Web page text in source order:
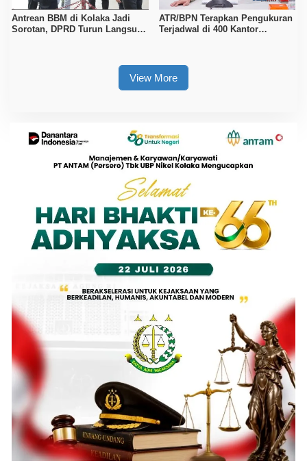
Antrean BBM di Kolaka Jadi
Sorotan, DPRD Turun Langsung
ATR/BPN Terapkan Pengukuran
Terjadwal di 400 Kantor
View More